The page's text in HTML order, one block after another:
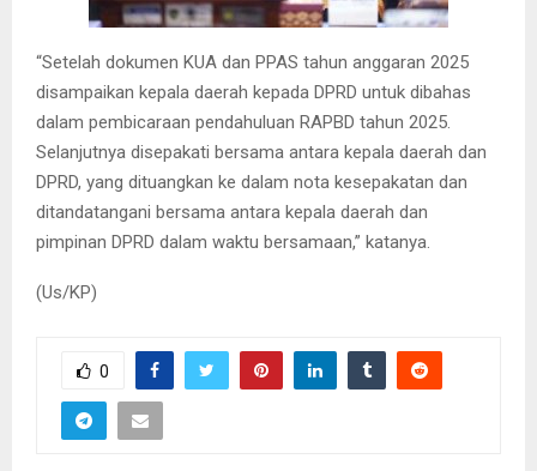
“Setelah dokumen KUA dan PPAS tahun anggaran 2025
disampaikan kepala daerah kepada DPRD untuk dibahas
dalam pembicaraan pendahuluan RAPBD tahun 2025.
Selanjutnya disepakati bersama antara kepala daerah dan
DPRD, yang dituangkan ke dalam nota kesepakatan dan
ditandatangani bersama antara kepala daerah dan
pimpinan DPRD dalam waktu bersamaan,” katanya.
(Us/KP)
0